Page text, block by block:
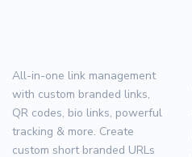
All-in-one link management
with custom branded links,
QR codes, bio links, powerful
tracking & more. Create
custom short branded URLs